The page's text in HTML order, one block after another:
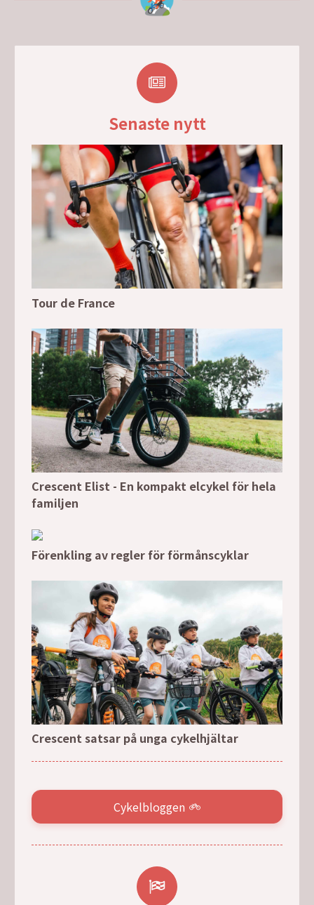
Senaste nytt
Tour de France
Crescent Elist - En kompakt elcykel för hela
familjen
Förenkling av regler för förmånscyklar
Crescent satsar på unga cykelhjältar
Cykelbloggen